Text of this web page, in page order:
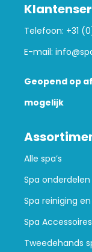
Telefoon: +31
E-mail:
Geopend op
mogelijk
Alle spa’s
Spa onderdelen
Spa reiniging
Spa Accessoires
Tweedehands